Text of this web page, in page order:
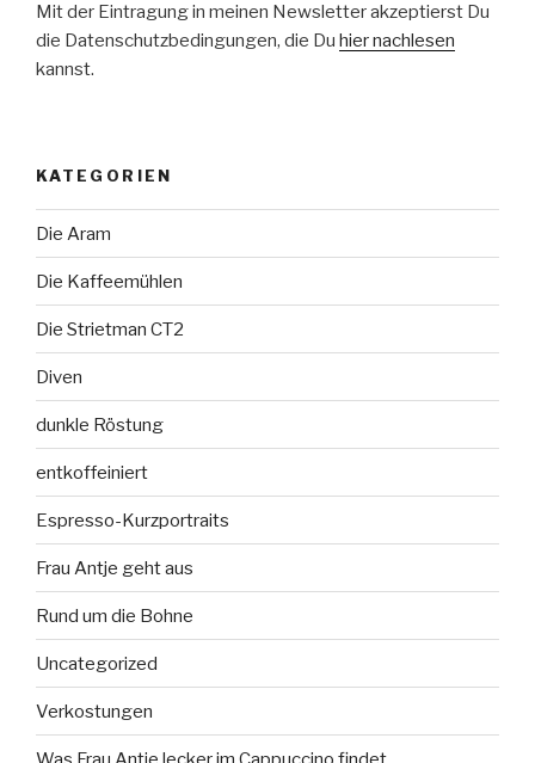
Mit der Eintragung in meinen Newsletter akzeptierst Du
die Datenschutzbedingungen, die Du hier nachlesen
kannst.
KATEGORIEN
Die Aram
Die Kaffeemühlen
Die Strietman CT2
Diven
dunkle Röstung
entkoffeiniert
Espresso-Kurzportraits
Frau Antje geht aus
Rund um die Bohne
Uncategorized
Verkostungen